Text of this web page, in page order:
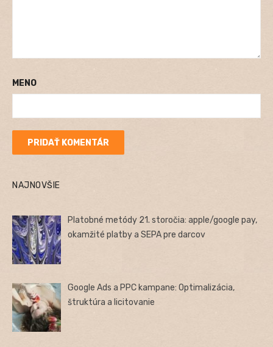
MENO
NAJNOVŠIE
Platobné metódy 21. storočia: apple/google pay,
okamžité platby a SEPA pre darcov
Google Ads a PPC kampane: Optimalizácia,
štruktúra a licitovanie